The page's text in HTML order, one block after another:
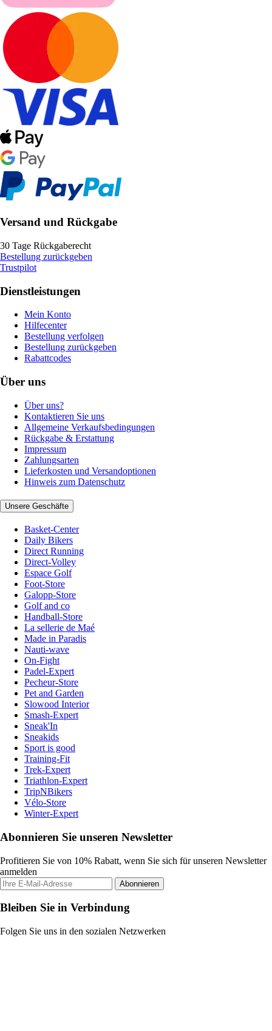
Versand und Rückgabe
30 Tage Rückgaberecht
Bestellung zurückgeben
Trustpilot
Dienstleistungen
Mein Konto
Hilfecenter
Bestellung verfolgen
Bestellung zurückgeben
Rabattcodes
Über uns
Über uns?
Kontaktieren Sie uns
Allgemeine Verkaufsbedingungen
Rückgabe & Erstattung
Impressum
Zahlungsarten
Lieferkosten und Versandoptionen
Hinweis zum Datenschutz
Unsere Geschäfte
Basket-Center
Daily Bikers
Direct Running
Direct-Volley
Espace Golf
Foot-Store
Galopp-Store
Golf and co
Handball-Store
La sellerie de Maé
Made in Paradis
Nauti-wave
On-Fight
Padel-Expert
Pecheur-Store
Pet and Garden
Slowood Interior
Smash-Expert
Sneak'In
Sneakids
Sport is good
Training-Fit
Trek-Expert
Triathlon-Expert
TripNBikers
Vélo-Store
Winter-Expert
Abonnieren Sie unseren Newsletter
Profitieren Sie von 10% Rabatt, wenn Sie sich für unseren Newsletter
anmelden
Abonnieren
Bleiben Sie in Verbindung
Folgen Sie uns in den sozialen Netzwerken